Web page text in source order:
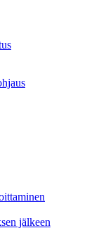
jälkeen